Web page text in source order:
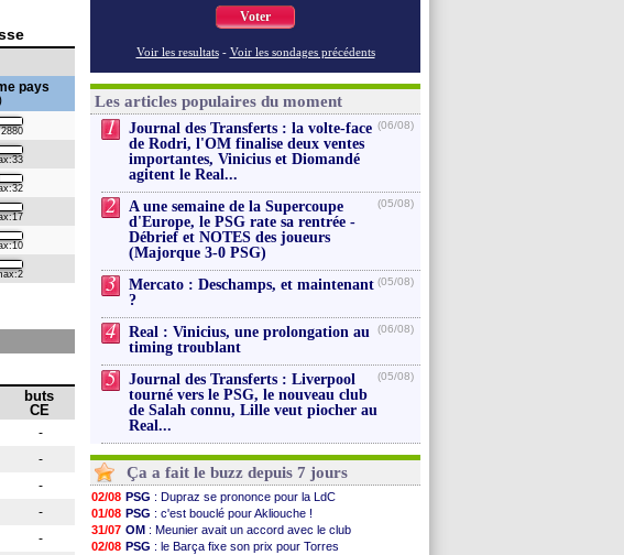
pays
buts
CE
-
-
-
-
-
Voter
Voir les resultats - Voir les sondages précédents
Les articles populaires du moment
1
Journal des Transferts : la volte-face
de Rodri, l'OM finalise deux ventes
importantes, Vinicius et Diomandé
agitent le Real...
(06/08)
2
A une semaine de la Supercoupe
d'Europe, le PSG rate sa rentrée -
Débrief et NOTES des joueurs
(Majorque 3-0 PSG)
(05/08)
3
Mercato : Deschamps, et maintenant
?
(05/08)
4
Real : Vinicius, une prolongation au
timing troublant
(06/08)
5
Journal des Transferts : Liverpool
tourné vers le PSG, le nouveau club
de Salah connu, Lille veut piocher au
Real...
(05/08)
Ça a fait le buzz depuis 7 jours
02/08 PSG : Dupraz se prononce pour la LdC
01/08 PSG : c'est bouclé pour Akliouche !
31/07 OM : Meunier avait un accord avec le club
02/08 PSG : le Barça fixe son prix pour Torres